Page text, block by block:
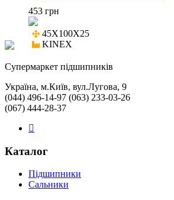
453 грн
45X100X25
KINEX
Cупермаркет підшипників
Україна, м.Київ, вул.Лугова, 9
(044) 496-14-97 (063) 233-03-26
(067) 444-28-37
Каталог
Підшипники
Сальники